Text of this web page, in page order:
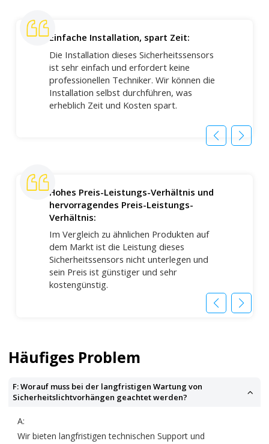
Einfache Installation, spart Zeit:
Die Installation dieses Sicherheitssensors
ist sehr einfach und erfordert keine
professionellen Techniker. Wir können die
Installation selbst durchführen, was
erheblich Zeit und Kosten spart.
Hohes Preis-Leistungs-Verhältnis und
hervorragendes Preis-Leistungs-
Verhältnis:
Im Vergleich zu ähnlichen Produkten auf
dem Markt ist die Leistung dieses
Sicherheitssensors nicht unterlegen und
sein Preis ist günstiger und sehr
kostengünstig.
Häufiges Problem
F: Worauf muss bei der langfristigen Wartung von
Sicherheitslichtvorhängen geachtet werden?
A:
Wir bieten langfristigen technischen Support und